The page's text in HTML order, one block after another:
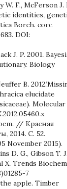
W. F., McFerson J.
identities,
Borch. core
DOI:
J. P. 2001.
Biology
B.
elucidate
Molecular
// Красная
2014. С. 52.
November 2015).
D. G., Gibson T.
X. Trends
7
apple. Timber